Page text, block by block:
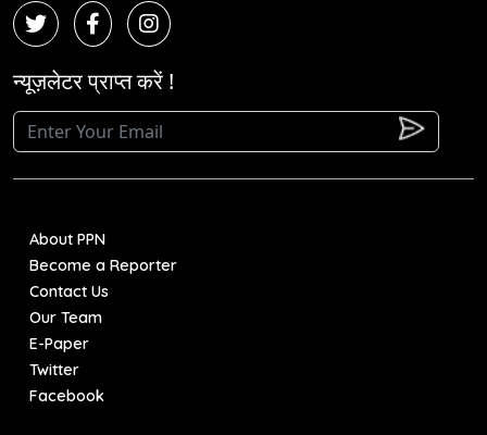
न्यूज़लेटर प्राप्त करें !
About PPN
Become a Reporter
Contact Us
Our Team
E-Paper
Twitter
Facebook